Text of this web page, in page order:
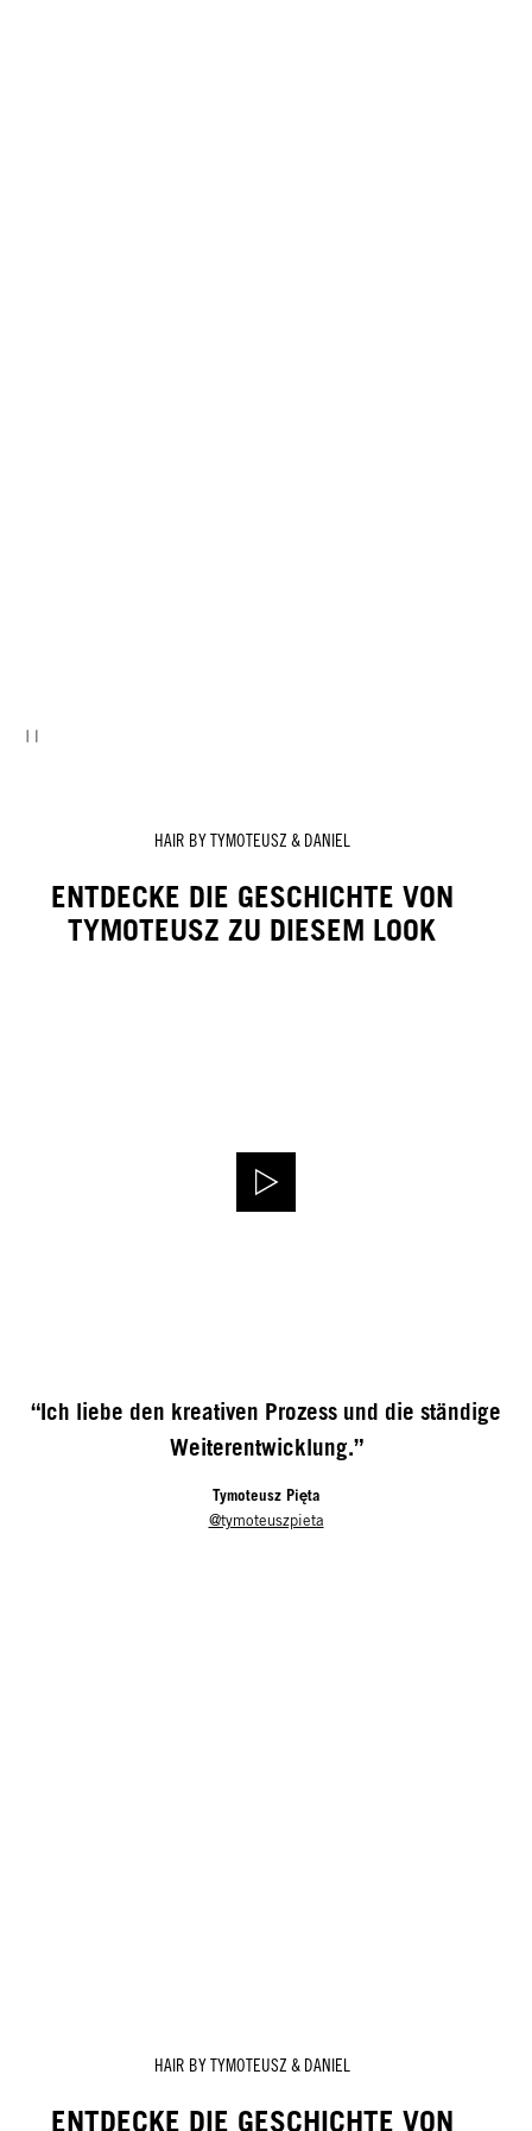
HAIR BY TYMOTEUSZ & DANIEL
ENTDECKE DIE GESCHICHTE VON
TYMOTEUSZ ZU DIESEM LOOK
“Ich liebe den kreativen Prozess und die ständige
Weiterentwicklung.”
Tymoteusz Pięta
@tymoteuszpieta
HAIR BY TYMOTEUSZ & DANIEL
ENTDECKE DIE GESCHICHTE VON